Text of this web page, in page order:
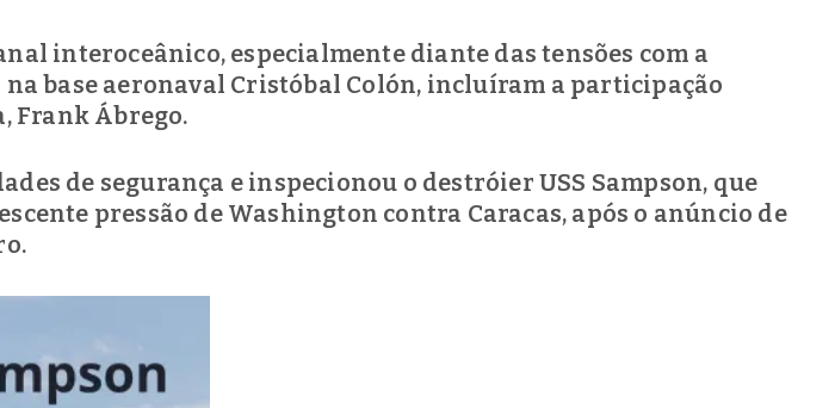
interoceânico, especialmente diante das tensões com a
na base aeronaval Cristóbal Colón, incluíram a participação
Frank Ábrego.
de segurança e inspecionou o destróier USS Sampson, que
pressão de Washington contra Caracas, após o anúncio de